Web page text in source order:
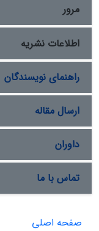
مرور
اطلاعات نشریه
راهنمای نویسندگان
ارسال مقاله
داوران
تماس با ما
صفحه اصلی